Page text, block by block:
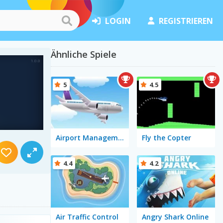
LOGIN REGISTRIEREN
Ähnliche Spiele
Airport Management 1
5
Fly the Copter
4.5
Air Traffic Control
4.4
Angry Shark Online
4.2